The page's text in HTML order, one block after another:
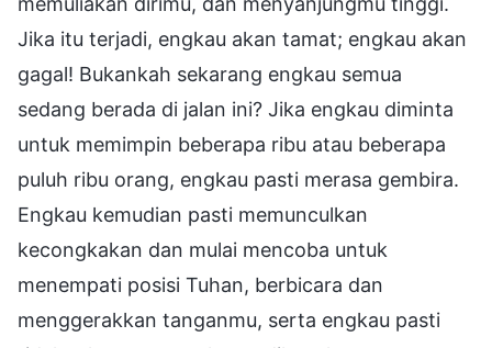
Jika itu terjadi, engkau akan tamat; engkau akan
gagal! Bukankah sekarang engkau semua
sedang berada di jalan ini? Jika engkau diminta
untuk memimpin beberapa ribu atau beberapa
puluh ribu orang, engkau pasti merasa gembira.
Engkau kemudian pasti memunculkan
kecongkakan dan mulai mencoba untuk
menempati posisi Tuhan, berbicara dan
menggerakkan tanganmu, serta engkau pasti